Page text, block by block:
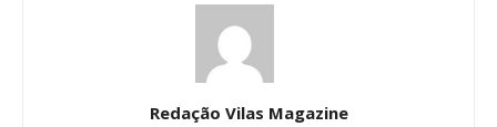
Redação Vilas Magazine